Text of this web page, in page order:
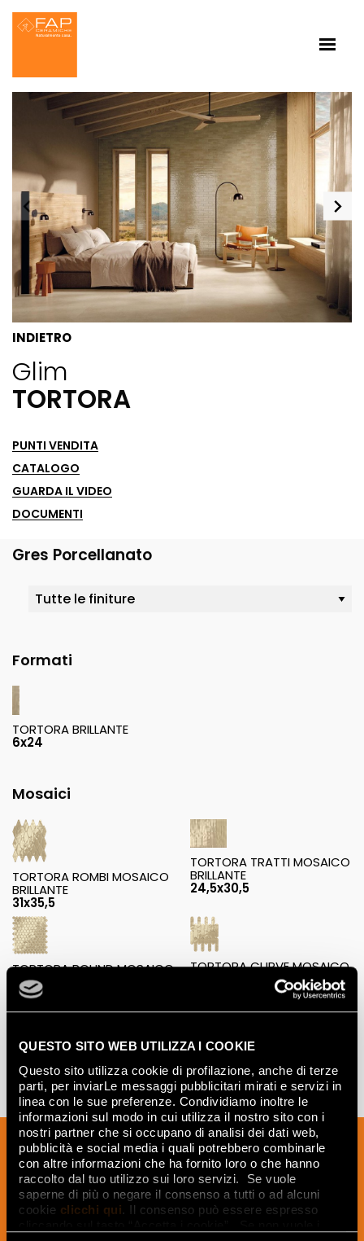
QUESTO SITO WEB UTILIZZA I COOKIE
Questo sito utilizza cookie di profilazione, anche di terze
parti, per inviarLe messaggi pubblicitari mirati e servizi in
linea con le sue preferenze. Condividiamo inoltre le
informazioni sul modo in cui utilizza il nostro sito con i
nostri partner che si occupano di analisi dei dati web,
pubblicità e social media i quali potrebbero combinarle
con altre informazioni che ha fornito loro o che hanno
raccolto dal tuo utilizzo sui loro servizi. Se vuole
saperne di più o negare il consenso a tutti o ad alcuni
cookie clicchi qui. Il consenso può essere espresso
INDIETRO
Glim
TORTORA
PUNTI VENDITA
CATALOGO
GUARDA IL VIDEO
DOCUMENTI
Gres Porcellanato
Formati
TORTORA BRILLANTE
6x24
Mosaici
TORTORA ROMBI MOSAICO
BRILLANTE
31x35,5
TORTORA TRATTI MOSAICO
BRILLANTE
24,5x30,5
TORTORA ROUND MOSAICO
BRILLANTE
29,5x35
TORTORA CURVE MOSAICO
Iscriviti alla nostra newsletter per essere
sempre aggiornato sulle novità e
ricevere idee, consigli e suggerimenti
del mondo della ceramica e dell’interior
design.